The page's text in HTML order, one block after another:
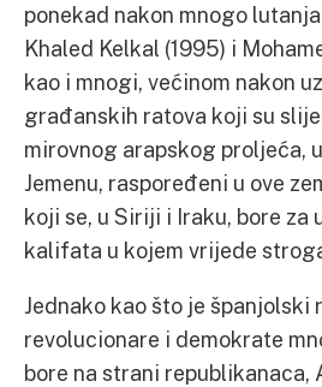
ponekad nakon mnogo
Khaled Kelkal (1995) i
kao i mnogi, većinom nakon
građanskih ratova koji su
mirovnog arapskog proljeća,
Jemenu, raspoređeni u ove
koji se, u Siriji i Iraku, bore za
kalifata u kojem vrijede
Jednako kao što je španjolski
revolucionare i demokrate
bore na strani republikanaca,